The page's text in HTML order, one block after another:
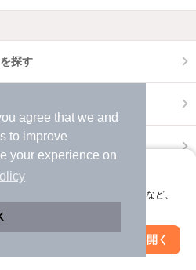
agree that we and
to improve
your experience on
サクサクお部屋探し
る。マップ検索やお気に入り保存など、
アプリを開く
探す
絞り込み条件を変更
ト
産のこだわり条件検索がすごい！
便利なこだわり条件11選